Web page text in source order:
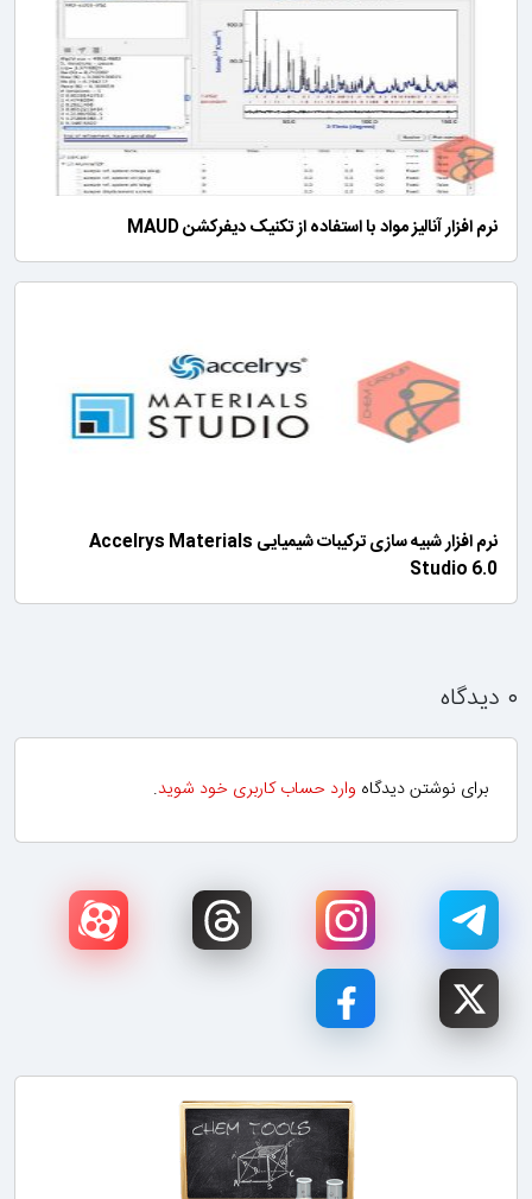
نرم افزار آنالیز مواد با استفاده از تکنیک دیفرکشن MAUD
نرم افزار شبیه سازی ترکیبات شیمیایی Accelrys Materials
Studio 6.0
۰ دیدگاه
برای نوشتن دیدگاه وارد حساب کاربری خود شوید.